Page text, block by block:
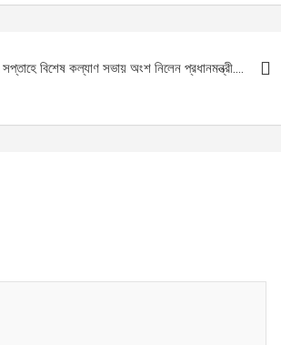
বিশেষ কল্যাণ সভায় অংশ নিলেন প্রধানমন্ত্রী….